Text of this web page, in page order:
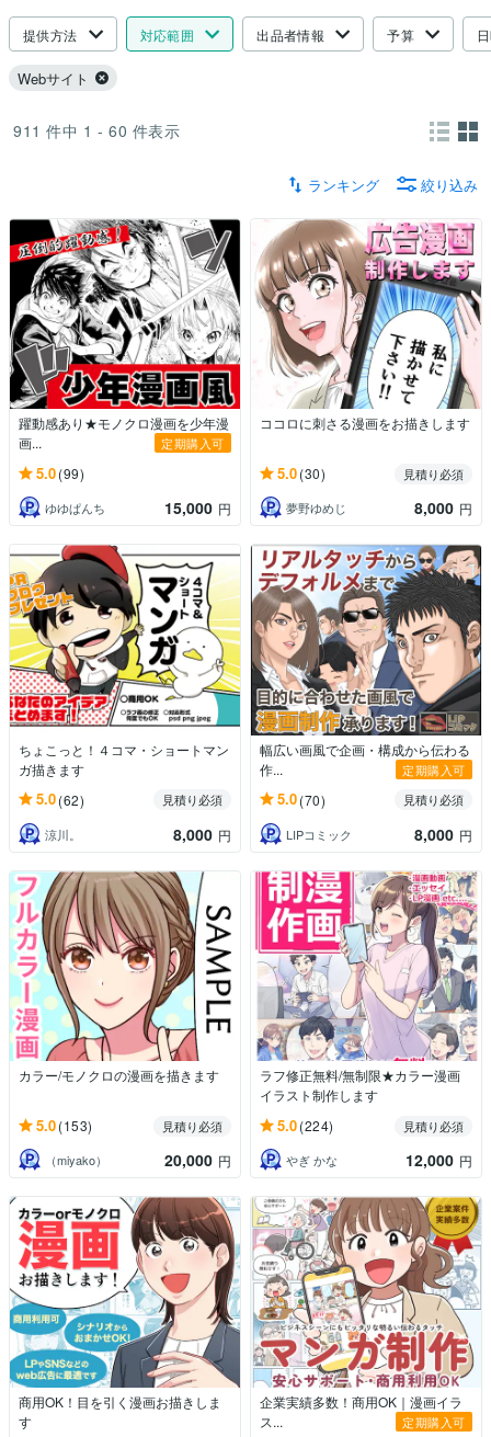
提供方法 対応範囲 出品者情報 予算
Webサイト
911 件中 1 - 60 件表示
ランキング 絞り込み
躍動感あり★モノクロ漫画を少年漫
画...
定期購入可
5.0(99)
ゆゆぱんち 15,000 円
ココロに刺さる漫画をお描きします
5.0(30)
見積り必須
夢野ゆめじ
8,000 円
ちょこっと！４コマ・ショートマン
ガ描きます
5.0(62)
見積り必須
涼川。
8,000 円
幅広い画風で企画・構成から伝わる
作...
定期購入可
5.0(70)
見積り必須
LIPコミック
8,000 円
カラー/モノクロの漫画を描きます
5.0(153)
見積り必須
（miyako）
20,000 円
ラフ修正無料/無制限★カラー漫画
イラスト制作します
5.0(224)
見積り必須
やぎ かな
12,000 円
商用OK！目を引く漫画お描きしま
す
企業実績多数！商用OK｜漫画イラ
ス...
定期購入可